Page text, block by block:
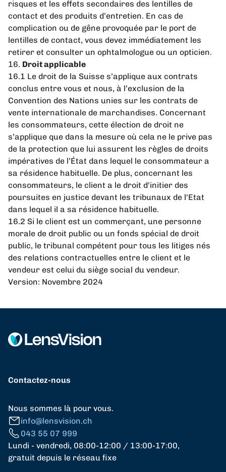
risques et les effets secondaires des lentilles de
contact et des produits d’entretien. En cas de
complication ou de gêne provoquée par le port de
lentilles de contact, vous devez immédiatement les
retirer et consulter un ophtalmologue ou un opticien.
16. Droit applicable
16.1 Le droit de la Suisse s’applique aux contrats
conclus entre vous et nous, à l’exclusion de la
Convention des Nations unies sur les contrats de
vente internationale de marchandises. Concernant
les consommateurs, cette élection de droit ne
s’applique que dans la mesure où cela ne le prive pas
de la protection que lui assurent les règles de droits
impératives de l’État dans lequel le consommateur a
sa résidence habituelle. De plus, concernant les
consommateurs, le client a le droit d'initier des
poursuites en justice devant les tribunaux de l'Etat
dans lequel il a sa résidence habituelle.
16.2 Si le client est un commerçant, une personne
morale de droit public ou un fonds spécial de droit
public, le tribunal compétent pour tous les litiges nés
des relations contractuelles entre le client et le
vendeur est celui du siège social du vendeur.
Version: Novembre 2024
Contactez-nous
Nous sommes là pour vous.
info@lensvision.ch
043 55 07 999
Lundi - vendredi, 08:00-12:00 / 13:00-17:00,
gratuit depuis le réseau fixe